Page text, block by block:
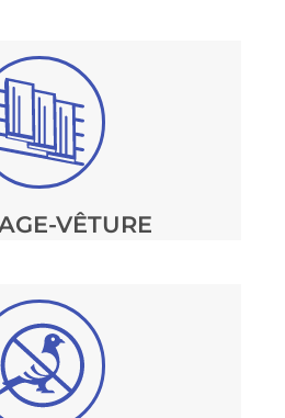
VÊTURE